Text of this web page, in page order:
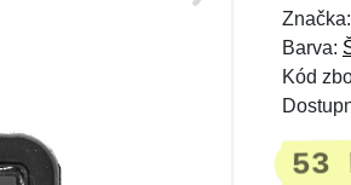
Značka:
Barva:
Kód
53